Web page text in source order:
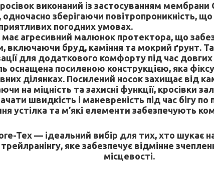
виконаний із застосуванням мембрани
одночасно зберігаючи повітропроникність,
погодних умовах.
агресивний малюнок протектора, що
включаючи бруд, каміння та мокрий ґрунт.
для додаткового комфорту під час довгих
оснащена посиленою конструкцією, яка
ділянках. Посилений носок захищає від
на міцність та захисні функції, кросівки
швидкість і маневреність під час бігу по
устілка та м’які елементи забезпечують
Tex — ідеальний вибір для тих, хто шукає
яке забезпечує відмінне
місцевості.